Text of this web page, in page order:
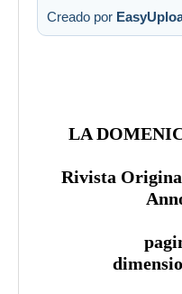
Creado por
LA
Rivista